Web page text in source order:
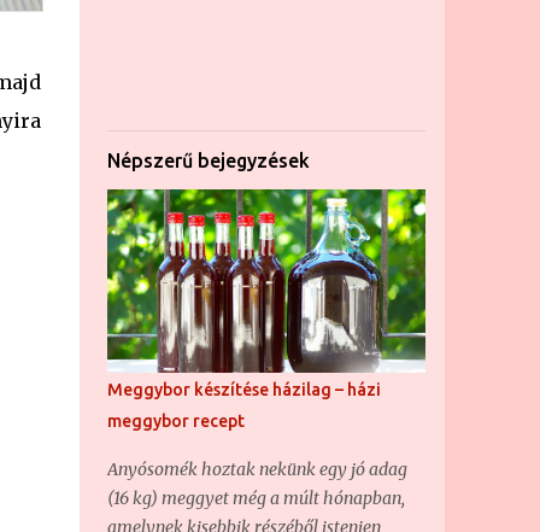
Népszerű bejegyzések
Meggybor készítése házilag – házi
meggybor recept
Anyósomék hoztak nekünk egy jó adag
(16 kg) meggyet még a múlt hónapban,
amelynek kisebbik részéből istenien